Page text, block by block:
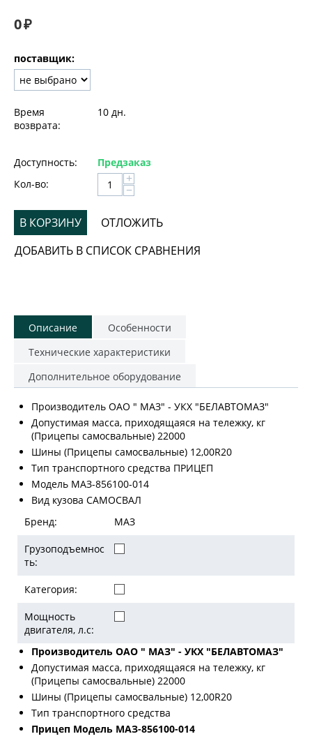
0₽
поставщик:
Время
возврата:
10 дн.
Доступность:
Предзаказ
Кол-во:
+
−
В КОРЗИНУ
ОТЛОЖИТЬ
ДОБАВИТЬ В СПИСОК СРАВНЕНИЯ
Описание
Особенности
Технические характеристики
Дополнительное оборудование
Производитель ОАО " МАЗ" - УКХ "БЕЛАВТОМАЗ"
Допустимая масса, приходящаяся на тележку, кг
(Прицепы самосвальные) 22000
Шины (Прицепы самосвальные) 12,00R20
Тип транспортного средства ПРИЦЕП
Модель МАЗ-856100-014
Вид кузова САМОСВАЛ
Бренд:
МАЗ
Грузоподъемнос
ть:
Категория:
Мощность
двигателя, л.с:
Производитель ОАО " МАЗ" - УКХ "БЕЛАВТОМАЗ"
Допустимая масса, приходящаяся на тележку, кг
(Прицепы самосвальные) 22000
Шины (Прицепы самосвальные) 12,00R20
Тип транспортного средства
Прицеп Модель МАЗ-856100-014